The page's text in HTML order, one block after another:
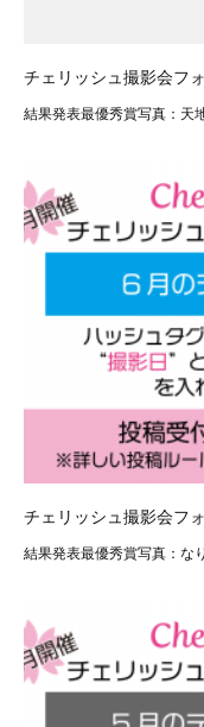
チェリッシュ撮影会フ
結果発表最優秀賞写真：天
チェリッシュ撮影会フ
結果発表最優秀賞写真：な